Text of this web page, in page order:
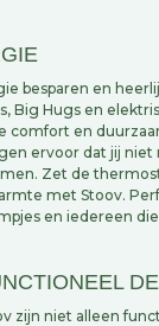
besparen en
Big Hugs en
comfort en
ervoor dat jij niet
Zet de
met Stoov.
en iedereen
zijn niet alleen